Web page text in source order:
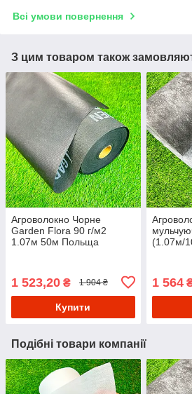
Всі умови повернення
З цим товаром також
Агроволокно Чорне
Garden Flora 90 г/м2
1.07м 50м Польща
1 523,20 ₴ 1 904 ₴
Купити
(1.07м/
1 564
Подібні товари компанії